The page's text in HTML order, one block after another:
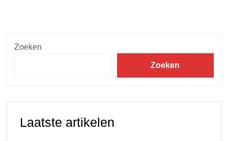
Zoeken
Zoeken
Laatste artikelen